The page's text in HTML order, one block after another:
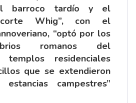
barroco tardío y el
Whig”, con el
“optó por los
romanos del
templos residenciales
que se extendieron
campestres”